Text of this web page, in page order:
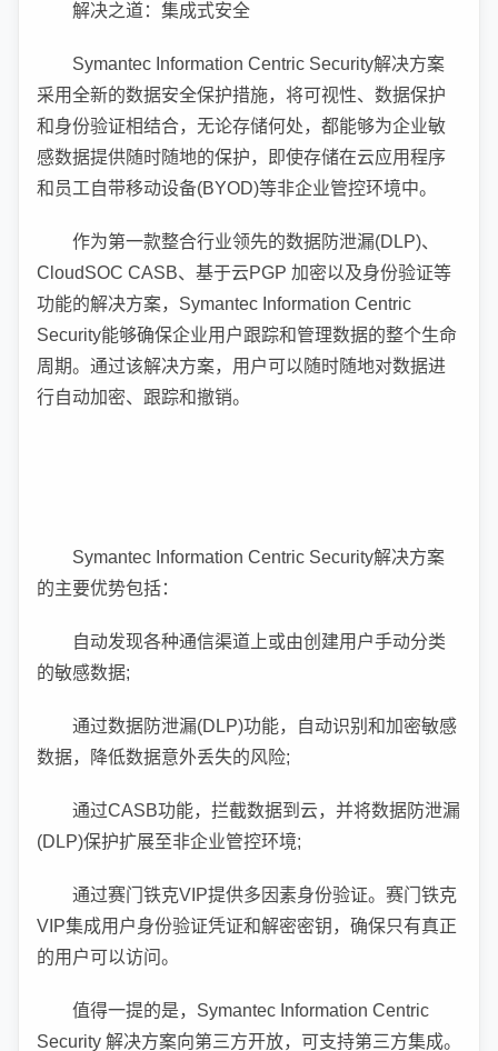
解决之道：集成式安全
Symantec Information Centric Security解决方案
采用全新的数据安全保护措施，将可视性、数据保护
和身份验证相结合，无论存储何处，都能够为企业敏
感数据提供随时随地的保护，即使存储在云应用程序
和员工自带移动设备(BYOD)等非企业管控环境中。
作为第一款整合行业领先的数据防泄漏(DLP)、
CloudSOC CASB、基于云PGP 加密以及身份验证等
功能的解决方案，Symantec Information Centric
Security能够确保企业用户跟踪和管理数据的整个生命
周期。通过该解决方案，用户可以随时随地对数据进
行自动加密、跟踪和撤销。
Symantec Information Centric Security解决方案
的主要优势包括：
自动发现各种通信渠道上或由创建用户手动分类
的敏感数据;
通过数据防泄漏(DLP)功能，自动识别和加密敏感
数据，降低数据意外丢失的风险;
通过CASB功能，拦截数据到云，并将数据防泄漏
(DLP)保护扩展至非企业管控环境;
通过赛门铁克VIP提供多因素身份验证。赛门铁克
VIP集成用户身份验证凭证和解密密钥，确保只有真正
的用户可以访问。
值得一提的是，Symantec Information Centric
Security 解决方案向第三方开放，可支持第三方集成。